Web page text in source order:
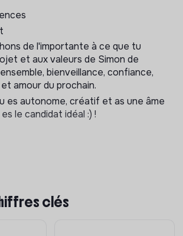
de l'importante à ce que tu
et aux valeurs de Simon de
bienveillance, confiance,
amour du prochain.
es autonome, créatif et as une âme
le candidat idéal :) !
clés